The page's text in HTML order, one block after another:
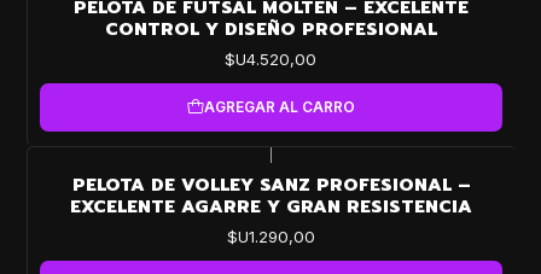
PELOTA DE FUTSAL MOLTEN – EXCELENTE
CONTROL Y DISEÑO PROFESIONAL
$U4.520,00
AGREGAR AL CARRO
PELOTA DE VOLLEY SANZ PROFESIONAL –
EXCELENTE AGARRE Y GRAN RESISTENCIA
$U1.290,00